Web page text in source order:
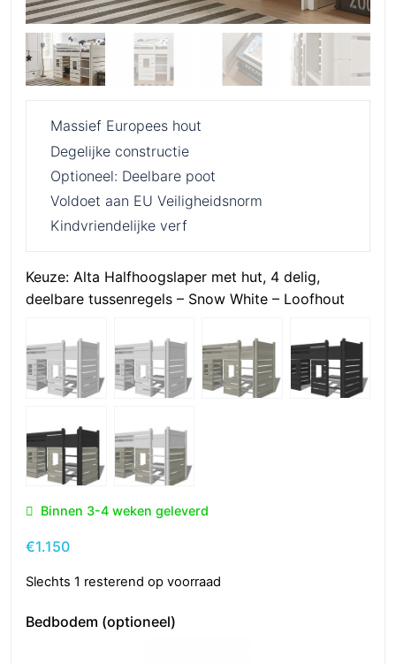
Massief Europees hout
Degelijke constructie
Optioneel: Deelbare poot
Voldoet aan EU Veiligheidsnorm
Kindvriendelijke verf
Keuze: Alta Halfhoogslaper met hut, 4 delig,
deelbare tussenregels – Snow White – Loofhout
Binnen 3-4 weken geleverd
€1.150
Slechts 1 resterend op voorraad
Bedbodem (optioneel)